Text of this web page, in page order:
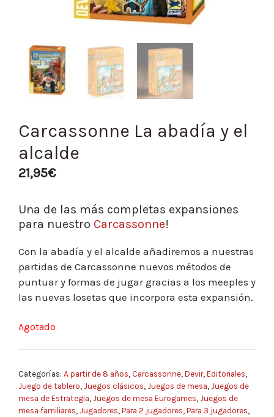
Carcassonne La abadía y el
alcalde
21,95€
Una de las más completas expansiones
para nuestro Carcassonne!
Con la abadía y el alcalde añadiremos a nuestras
partidas de Carcassonne nuevos métodos de
puntuar y formas de jugar gracias a los meeples y
las nuevas losetas que incorpora esta expansión.
Agotado
Categorías: A partir de 8 años Carcassonne Devir, Editoriales
Juego de tablero Juegos clásicos Juegos de mesa Juegos de
mesa de Estrategia Juegos de mesa Eurogames Juegos de
mesa familiares Jugadores Para 2 jugadores Para 3 jugadores